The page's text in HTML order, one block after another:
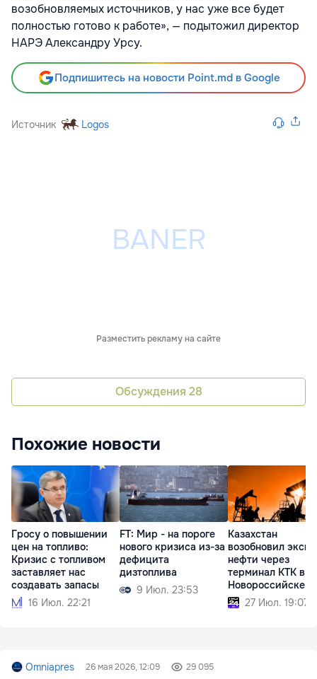
возобновляемых источников, у нас уже все будет
полностью готово к работе», — подытожил директор
НАРЭ Александру Урсу.
Подпишитесь на новости Point.md в Google
Источник Logos
Разместить рекламу на сайте
Обсуждения 28
Похожие новости
Гросу о повышении
цен на топливо:
Кризис с топливом
заставляет нас
создавать запасы
16 Июл. 22:21
FT: Мир - на пороге
нового кризиса из-за
дефицита
дизтоплива
9 Июл. 23:53
Казахстан
возобновил
нефти через
терминал КТК в
Новороссийске
27 Июл. 19:07
Omniapres 26 мая 2026, 12:09 29 095